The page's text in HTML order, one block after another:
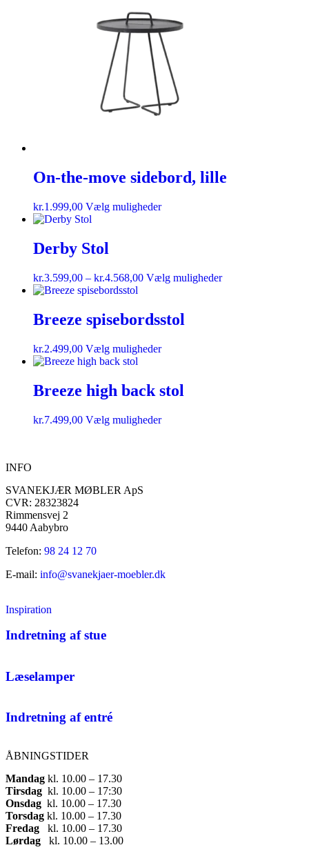
On-the-move sidebord, lille
kr.1.999,00 Vælg muligheder
Derby Stol
kr.3.599,00 – kr.4.568,00 Vælg muligheder
Breeze spisebordsstol
kr.2.499,00 Vælg muligheder
Breeze high back stol
kr.7.499,00 Vælg muligheder
INFO
SVANEKJÆR MØBLER ApS
CVR: 28323824
Rimmensvej 2
9440 Aabybro
Telefon: 98 24 12 70
E-mail: info@svanekjaer-moebler.dk
Inspiration
Indretning af stue
Læselamper
Indretning af entré
ÅBNINGSTIDER
Mandag ​ kl. 10.00 – 17.30​
Tirsdag ​ kl. 10.00 – 17:30​
Onsdag ​ kl. 10.00 – 17.30​
Torsdag ​ kl. 10.00 – 17.30​
Fredag ​ kl. 10.00 – 17.30​
Lørdag ​ kl. 10.00 – 13.00